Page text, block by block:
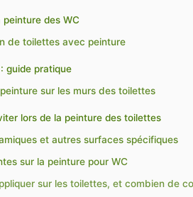
des WC
de toilettes avec peinture
guide pratique
sur les murs des toilettes
lors de la peinture des toilettes
et autres surfaces spécifiques
sur la peinture pour WC
sur les toilettes, et combien de